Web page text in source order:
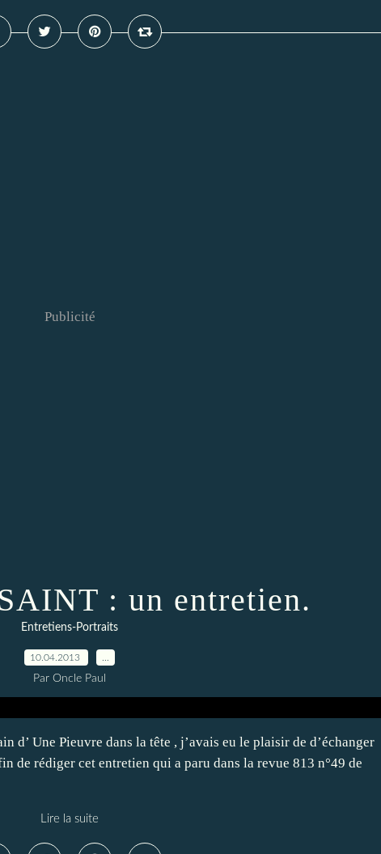
Publicité
: un entretien.
Entretiens-Portraits
10.04.2013
Par Oncle Paul
d’ Une Pieuvre dans la tête , j’avais eu le plaisir de d’échanger
de rédiger cet entretien qui a paru dans la revue 813 n°49 de
Lire la suite